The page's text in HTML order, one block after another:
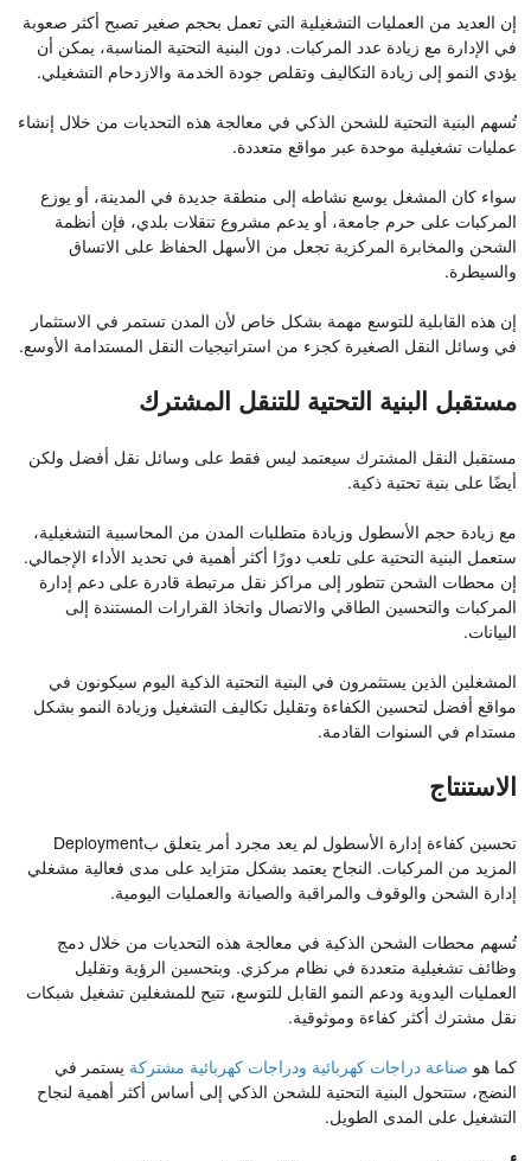
إن العديد من العمليات التشغيلية التي تعمل بحجم صغير تصبح أكثر صعوبة
في الإدارة مع زيادة عدد المركبات. دون البنية التحتية المناسبة، يمكن أن
يؤدي النمو إلى زيادة التكاليف وتقلص جودة الخدمة والازدحام التشغيلي.
تُسهم البنية التحتية للشحن الذكي في معالجة هذه التحديات من خلال إنشاء
عمليات تشغيلية موحدة عبر مواقع متعددة.
سواء كان المشغل يوسع نشاطه إلى منطقة جديدة في المدينة، أو يوزع
المركبات على حرم جامعة، أو يدعم مشروع تنقلات بلدي، فإن أنظمة
الشحن والمخابرة المركزية تجعل من الأسهل الحفاظ على الاتساق
والسيطرة.
إن هذه القابلية للتوسع مهمة بشكل خاص لأن المدن تستمر في الاستثمار
في وسائل النقل الصغيرة كجزء من استراتيجيات النقل المستدامة الأوسع.
مستقبل البنية التحتية للتنقل المشترك
مستقبل النقل المشترك سيعتمد ليس فقط على وسائل نقل أفضل ولكن
أيضًا على بنية تحتية ذكية.
مع زيادة حجم الأسطول وزيادة متطلبات المدن من المحاسبية التشغيلية،
ستعمل البنية التحتية على تلعب دورًا أكثر أهمية في تحديد الأداء الإجمالي.
إن محطات الشحن تتطور إلى مراكز نقل مرتبطة قادرة على دعم إدارة
المركبات والتحسين الطاقي والاتصال واتخاذ القرارات المستندة إلى
البيانات.
المشغلين الذين يستثمرون في البنية التحتية الذكية اليوم سيكونون في
مواقع أفضل لتحسين الكفاءة وتقليل تكاليف التشغيل وزيادة النمو بشكل
مستدام في السنوات القادمة.
الاستنتاج
تحسين كفاءة إدارة الأسطول لم يعد مجرد أمر يتعلق بDeployment
المزيد من المركبات. النجاح يعتمد بشكل متزايد على مدى فعالية مشغلي
إدارة الشحن والوقوف والمراقبة والصيانة والعمليات اليومية.
تُسهم محطات الشحن الذكية في معالجة هذه التحديات من خلال دمج
وظائف تشغيلية متعددة في نظام مركزي. وبتحسين الرؤية وتقليل
العمليات اليدوية ودعم النمو القابل للتوسع، تتيح للمشغلين تشغيل شبكات
نقل مشترك أكثر كفاءة وموثوقية.
كما هو صناعة دراجات كهربائية ودراجات كهربائية مشتركة يستمر في
النضج، ستتحول البنية التحتية للشحن الذكي إلى أساس أكثر أهمية لنجاح
التشغيل على المدى الطويل.